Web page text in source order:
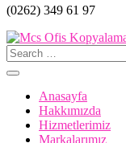
(0262) 349 61 97
Search
for:
Anasayfa
Hakkımızda
Hizmetlerimiz
Markalarımız